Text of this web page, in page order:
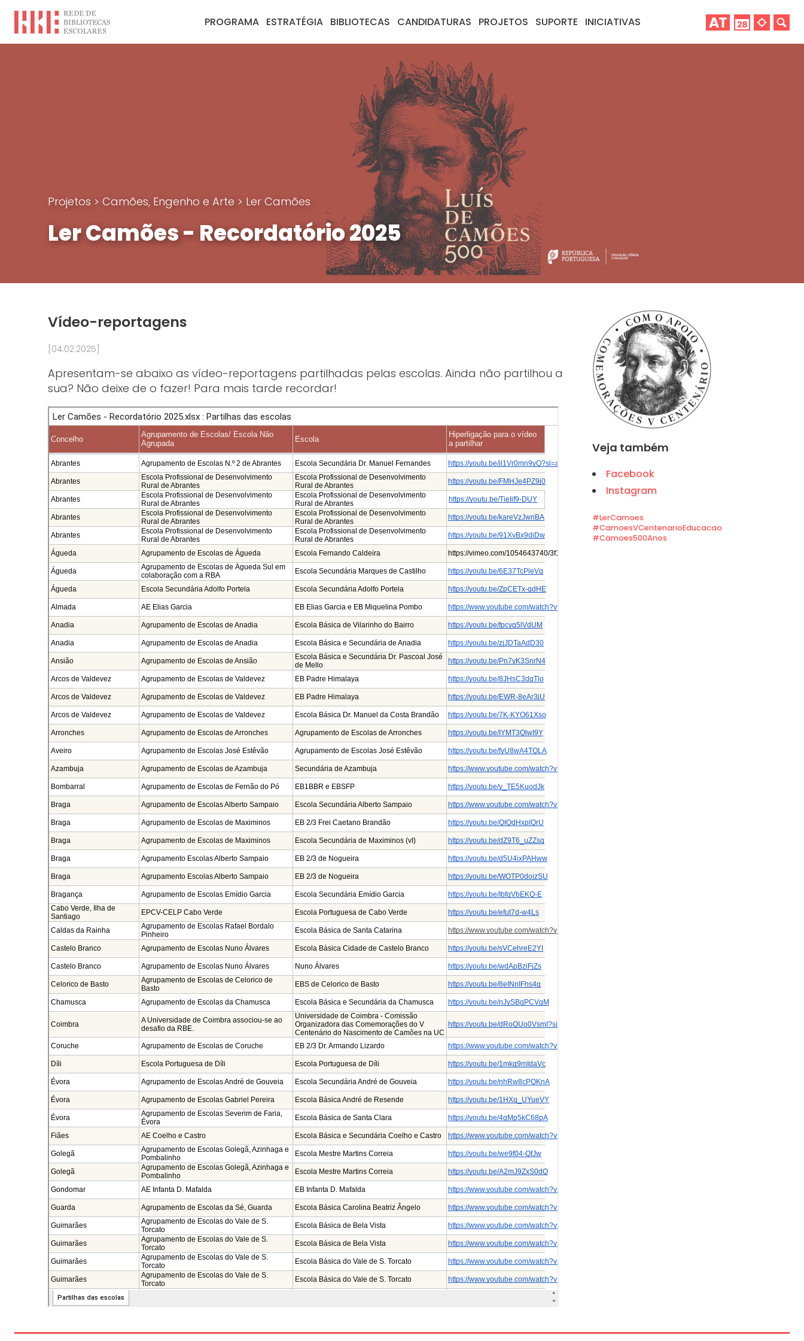
PROGRAMA ESTRATÉGIA BIBLIOTECAS CANDIDATURAS PROJETOS SUPORTE INICIATIVAS
Projetos > Camões, Engenho e Arte > Ler Camões
Ler Camões - Recordatório 2025
Vídeo-reportagens
[04.02.2025]
Apresentam-se abaixo as vídeo-reportagens partilhadas pelas escolas. Ainda não partilhou a
sua? Não deixe de o fazer! Para mais tarde recordar!
Veja também
Facebook
Instagram
#LerCamoes
#CamoesVCentenarioEducacao
#Camoes500Anos